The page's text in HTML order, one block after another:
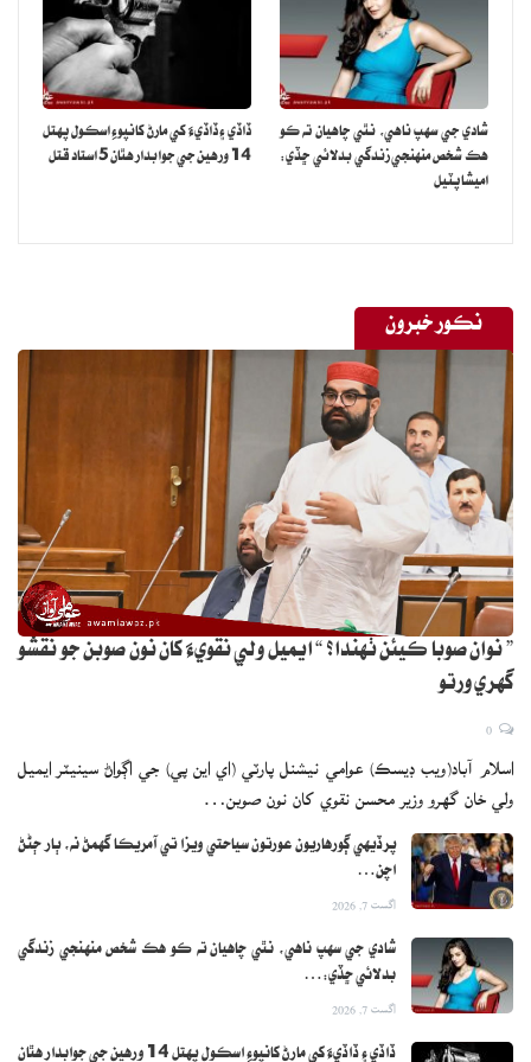
جانبداري نه سمجهيو ويندو ۽ ان سان گڏيل اعتماد ۽ سهڪار تي سنگين
خط ۾ وڌيڪ چيو ويو آهي ته پاڪستان برطانيا سان لاڳاپن کي وڏي اهميت
ڏئي ٿو ۽ اميد رکي ٿو ته هن معاملي کي ترت قانوني طريقي سان حل ڪيو
ويندو.شادي جي سهپ ناهي، نٿي چاهيان ته ڪو
هڪ شخص منهنجي زندگي بدلائي ڇڏي:
اميشا پٽيل
ڏاڏي ۽ ڏاڏيءَ کي مارڻ کانپوءِ اسڪول پهتل
14 ورهين جي جوابدار هٿان 5 استاد قتل
نڪور خبرون
” نوان صوبا ڪيئن ٺهندا؟ “ ايميل ولي نقويءَ کان نون صوبن جو نقشو
گهري ورتو
اسلام آباد(ويب ڊيسڪ) عوامي نيشنل پارٽي (اي اين پي) جي اڳواڻ سينيٽر ايميل
ولي خان گهرو وزير محسن نقوي کان نون صوبن…
پرڏيهي ڳورهاريون عورتون سياحتي ويزا تي آمريڪا گهمڻ نه، ٻار ڄڻڻ
اچن…
اگست 7, 2026
شادي جي سهپ ناهي، نٿي چاهيان ته ڪو هڪ شخص منهنجي زندگي
بدلائي ڇڏي:…
اگست 7, 2026
ڏاڏي ۽ ڏاڏيءَ کي مارڻ کانپوءِ اسڪول پهتل 14 ورهين جي جوابدار هٿان